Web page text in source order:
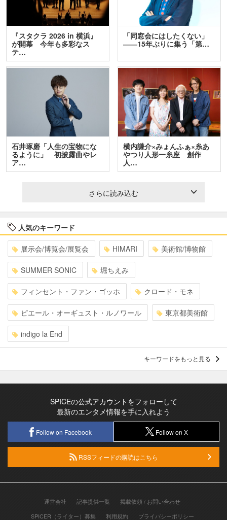
『スタクラ 2026 in 横浜』
が開幕 今年も多彩なス
テ…
「同窓会にはしたくない」
――15年ぶりに集う「第…
石井琢磨「人生の宝物にな
るように」 初披露曲やレ
ア…
横内謙介×みょんふぁ×糸あ
やつり人形一糸座 創作
人…
さらに読み込む
人気のキーワード
展示会/博覧会/展覧会 HIMARI 美術館/博物館
SUMMER SONIC 堀ちえみ
フィンセント・ファン・ゴッホ クロード・モネ
ピエール・オーギュスト・ルノワール 東京都美術館
indigo la End
キーワードをもっと見る
SPICEの公式アカウントをフォローして
最新のエンタメ情報を手に入れよう
Follow on Facebook Follow on X
RSSフィードの購読はこちら
運営会社 記事提供一覧
掲載依頼 / お問い合わせ
SPICER（ライター）募集
利用規約 プライバシーポリシー